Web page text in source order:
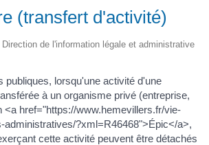
(transfert d'activité)
de l'information légale et administrative
publiques, lorsqu'une activité d'une
à un organisme privé (entreprise,
<a href="https://www.hemevillers.fr/vie-
administratives/?xml=R46468">Épic</a>,
cette activité peuvent être détachés